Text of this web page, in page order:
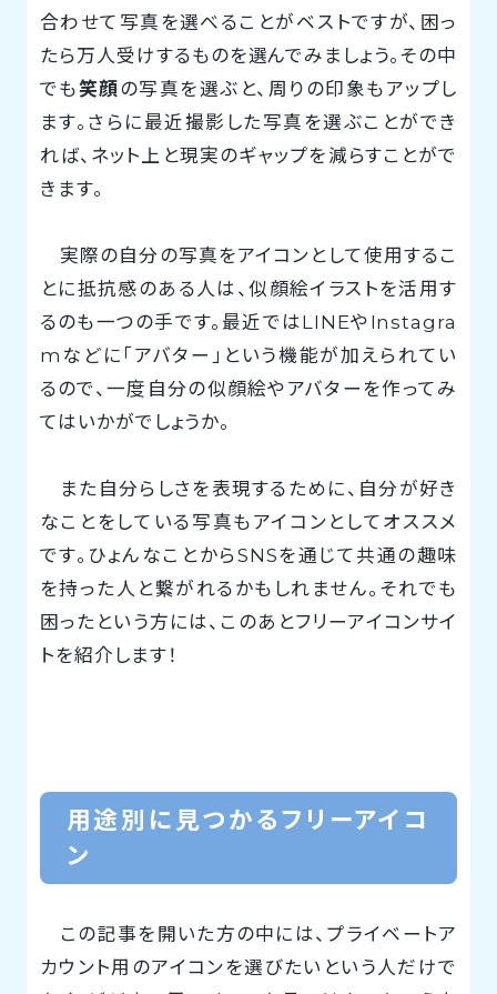
合わせて写真を選べることがベストですが、困っ
たら万人受けするものを選んでみましょう。その中
でも笑顔の写真を選ぶと、周りの印象もアップし
ます。さらに最近撮影した写真を選ぶことができ
れば、ネット上と現実のギャップを減らすことがで
きます。
実際の自分の写真をアイコンとして使用するこ
とに抵抗感のある人は、似顔絵イラストを活用す
るのも一つの手です。最近ではLINEやInstagra
mなどに「アバター」という機能が加えられてい
るので、一度自分の似顔絵やアバターを作ってみ
てはいかがでしょうか。
また自分らしさを表現するために、自分が好き
なことをしている写真もアイコンとしてオススメ
です。ひょんなことからSNSを通じて共通の趣味
を持った人と繋がれるかもしれません。それでも
困ったという方には、このあとフリーアイコンサイ
トを紹介します！
用途別に見つかるフリーアイコ
ン
この記事を開いた方の中には、プライベートア
カウント用のアイコンを選びたいという人だけで